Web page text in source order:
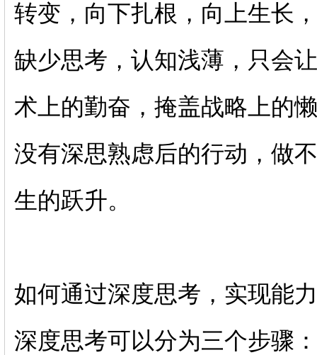
转变，向下扎根，向上生长
缺少思考，认知浅薄，只会
术上的勤奋，掩盖战略上的
没有深思熟虑后的行动，做
生的跃升。
如何通过深度思考，实现能
深度思考可以分为三个步骤：